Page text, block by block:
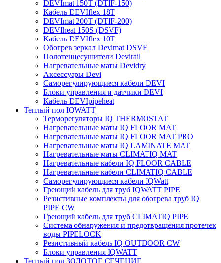
DEVImat 150T (DTIF-150)
Кабель DEVIflex 18T
DEVImat 200T (DTIF-200)
DEVIheat 150S (DSVF)
Кабель DEVIflex 10T
Обогрев зеркал Devimat DSVF
Полотенцесушители Devirail
Нагревательные маты Devidry
Аксессуары Devi
Саморегулирующиеся кабели DEVI
Блоки управления и датчики DEVI
Кабель DEVIpipeheat
Теплый пол IQWATT
Терморегуляторы IQ THERMOSTAT
Нагревательные маты IQ FLOOR MAT
Нагревательные маты IQ FLOOR MAT PRO
Нагревательные маты IQ LAMINATE MAT
Нагревательные маты CLIMATIQ MAT
Нагревательные кабели IQ FLOOR CABLE
Нагревательные кабели CLIMATIQ CABLE
Саморегулирующиеся кабели IQWatt
Греющий кабель для труб IQWATT PIPE
Резистивные комплекты для обогрева труб IQ
PIPE CW
Греющий кабель для труб CLIMATIQ PIPE
Система обнаружения и предотвращения протечек
воды PIPELOCK
Резистивный кабель IQ OUTDOOR CW
Блоки управления IQWATT
Теплый пол ЗОЛОТОЕ СЕЧЕНИЕ